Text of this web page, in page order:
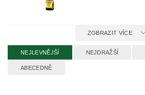
ZOBRAZIT VÍCE
NEJLEVNĚJŠÍ NEJDRAŽŠÍ
ABECEDNĚ